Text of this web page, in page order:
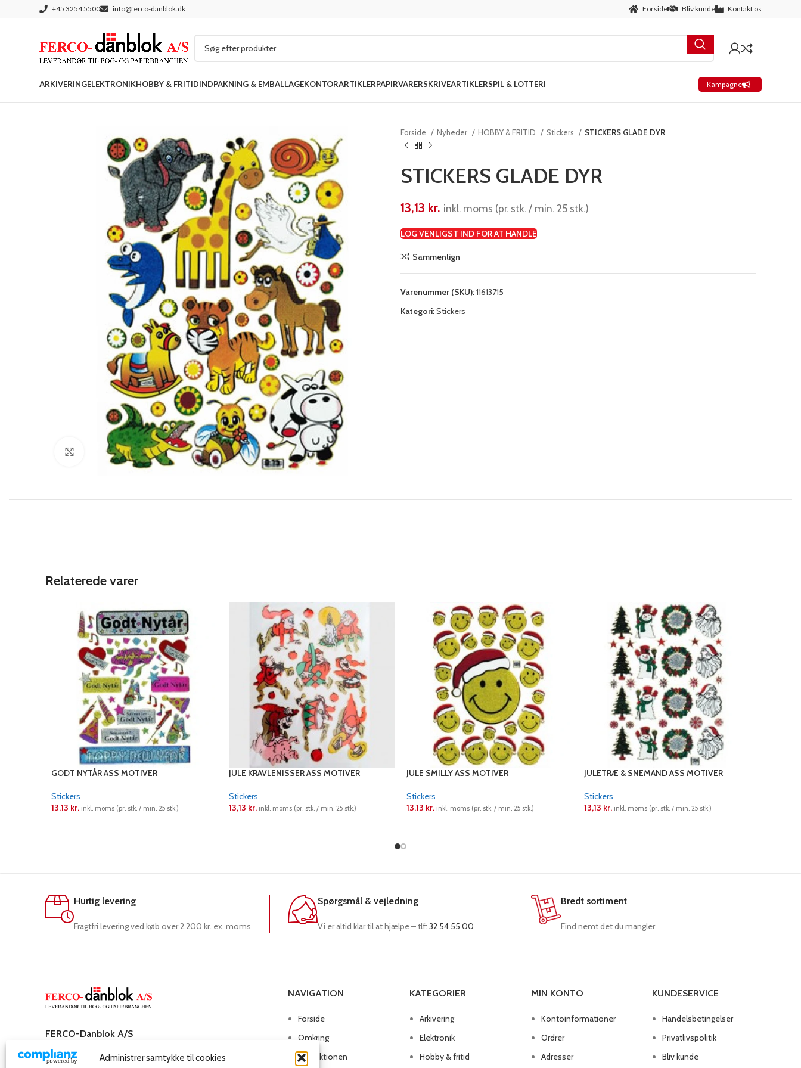
Administrer samtykke til cookies
+45 3254 5500 info@ferco-danblok.dk Forside Bliv kunde Kontakt os
ARKIVERINGELEKTRONIKHOBBY & FRITIDINDPAKNING & EMBALLAGEKONTORARTIKLERPAPIRVARERSKRIVEARTIKLERSPIL & LOTTERI Kampagne
Klik for at forstørre
Forside Nyheder HOBBY & FRITID Stickers STICKERS GLADE DYR
STICKERS GLADE DYR
13,13 kr. inkl. moms (pr. stk. / min. 25 stk.)
LOG VENLIGST IND FOR AT HANDLE
Sammenlign
Varenummer (SKU):11613715
Kategori:Stickers
Relaterede varer
GODT NYTÅR ASS MOTIVER
Stickers
13,13 kr. inkl. moms (pr. stk. / min. 25 stk.)
JULE KRAVLENISSER ASS MOTIVER
Stickers
13,13 kr. inkl. moms (pr. stk. / min. 25 stk.)
JULE SMILLY ASS MOTIVER
Stickers
13,13 kr. inkl. moms (pr. stk. / min. 25 stk.)
JULETRÆ & SNEMAND ASS MOTIVER
Stickers
13,13 kr. inkl. moms (pr. stk. / min. 25 stk.)
Hurtig levering
Fragtfri levering ved køb over 2.200 kr. ex. moms
Spørgsmål & vejledning
Vi er altid klar til at hjælpe – tlf:32 54 55 00
Bredt sortiment
Find nemt det du mangler
FERCO-Danblok A/S
Rosenkæret 31,
2860 Søborg – Danmark
NAVIGATION
Forside
Omkring
Produktionen
KATEGORIER
Arkivering
Elektronik
Hobby & fritid
MIN KONTO
Kontoinformationer
Ordrer
Adresser
KUNDESERVICE
Handelsbetingelser
Privatlivspolitik
Bliv kunde